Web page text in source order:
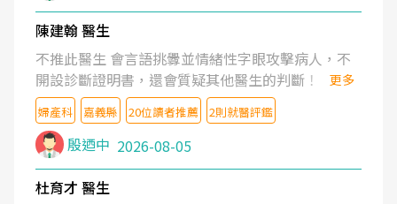
陳建翰 醫生
不推此醫生 會言語挑釁並情緒性字眼攻擊病人，不
開設診斷證明書，還會質疑其他醫生的判斷！
更多
婦產科 嘉義縣 20位讀者推薦 2則就醫評鑑
殷迺中 2026-08-05
杜育才 醫生